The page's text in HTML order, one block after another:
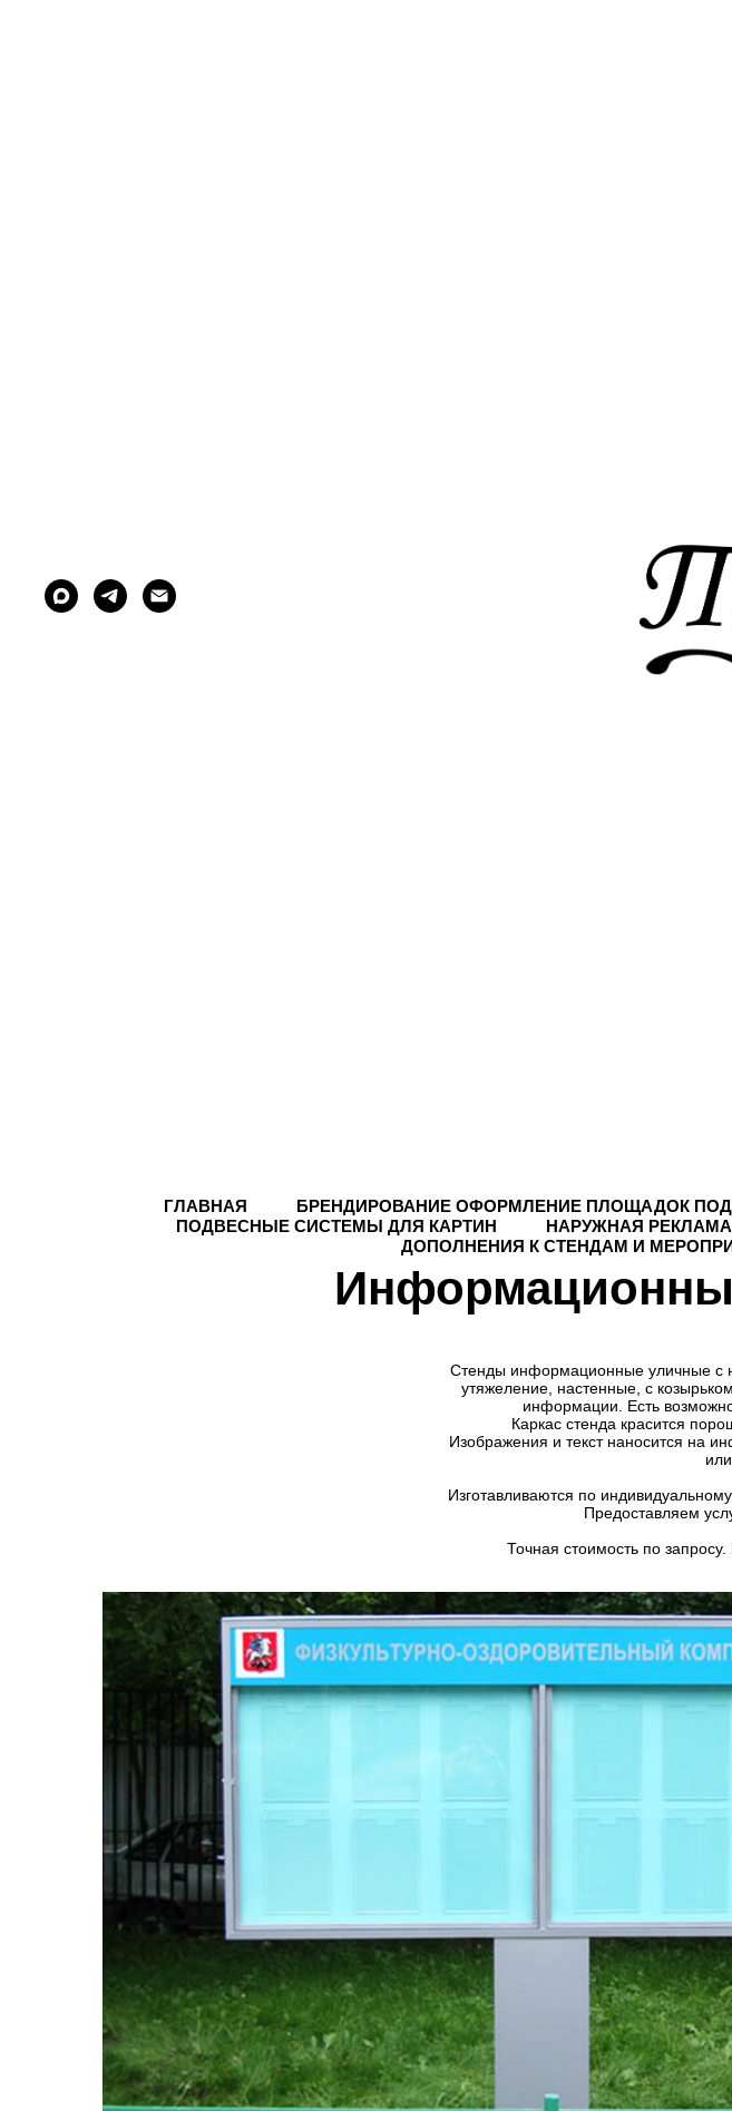
ГЛАВНАЯ БРЕНДИРОВАНИЕ ОФОРМЛЕНИЕ ПЛОЩАДОК
ПОДВЕСНЫЕ СИСТЕМЫ ДЛЯ КАРТИН
НАРУЖНАЯ РЕКЛАМА
ДОПОЛНЕНИЯ К СТЕНДАМ И
Стенды информационные уличные с
утяжеление, настенные, с
информации. Есть
Каркас стенда красится
Изображения и текст наносится на
Изготавливаются по
Предоставляем
Точная стоимость по